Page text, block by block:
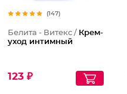
(147)
Белита - Витекс / Крем-
уход интимный
123 ₽